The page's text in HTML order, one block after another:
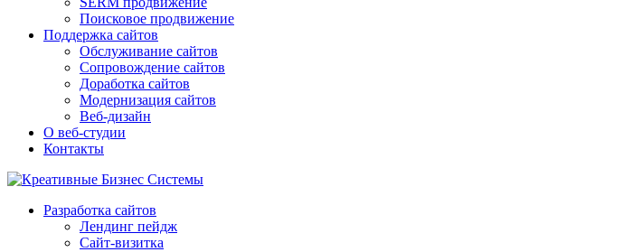
Поисковое продвижение
Поддержка сайтов
Обслуживание сайтов
Сопровождение сайтов
Доработка сайтов
Модернизация сайтов
Веб-дизайн
О веб-студии
Контакты
Разработка сайтов
Лендинг пейдж
Сайт-визитка